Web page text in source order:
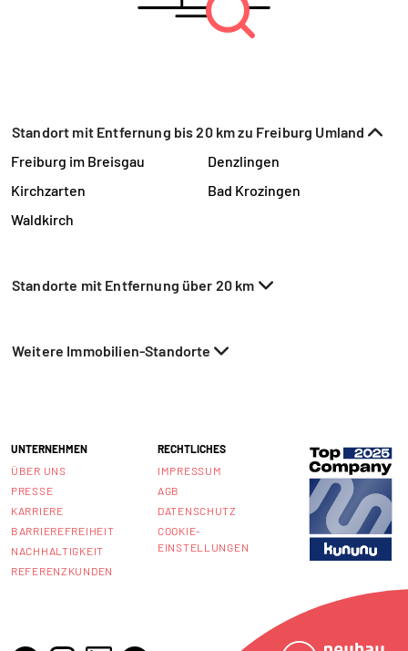
Standort mit Entfernung bis 20 km zu Freiburg Umland
Freiburg im Breisgau
Denzlingen
Kirchzarten
Bad Krozingen
Waldkirch
Standorte mit Entfernung über 20 km
Weitere Immobilien-Standorte
UNTERNEHMEN
ÜBER UNS
PRESSE
KARRIERE
BARRIEREFREIHEIT
NACHHALTIGKEIT
REFERENZKUNDEN
RECHTLICHES
IMPRESSUM
AGB
DATENSCHUTZ
COOKIE-
EINSTELLUNGEN